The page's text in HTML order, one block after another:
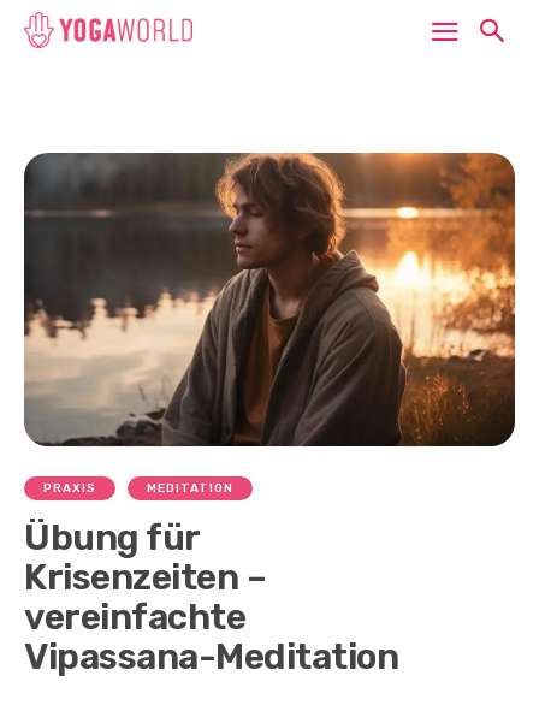
PRAXIS MEDITATION
Übung für
Krisenzeiten –
vereinfachte
Vipassana-Meditation